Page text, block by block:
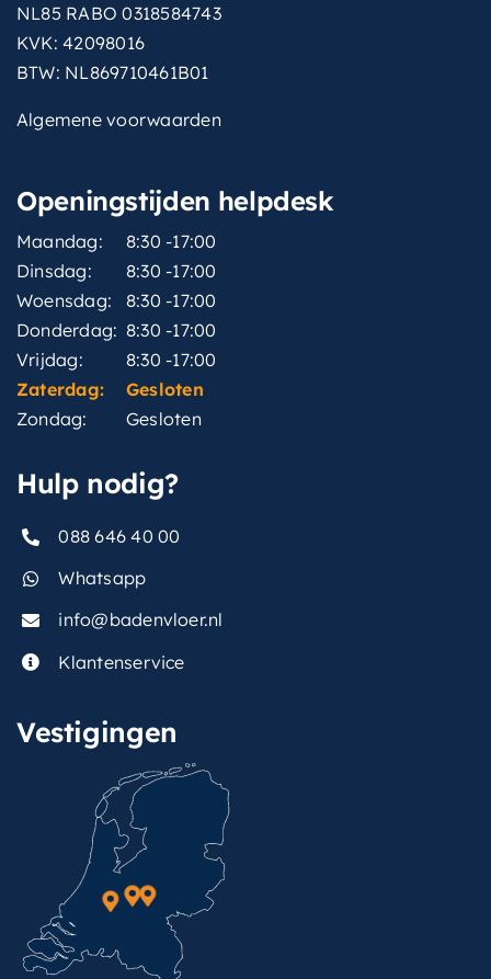
NL85 RABO 0318584743
KVK: 42098016
BTW: NL869710461B01
Algemene voorwaarden
Openingstijden helpdesk
Maandag:
8:30 -17:00
Dinsdag:
8:30 -17:00
Woensdag:
8:30 -17:00
Donderdag: 8:30 -17:00
Vrijdag:
8:30 -17:00
Zaterdag:
Gesloten
Zondag:
Gesloten
Hulp nodig?
088 646 40 00
Whatsapp
info@badenvloer.nl
Klantenservice
Vestigingen